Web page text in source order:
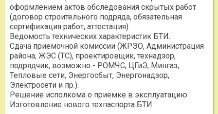
оформлением актов обследования скрытых работ
(договор строительного подряда, обязательная
сертификация работ, аттестация).
Ведомость технических характеристик БТИ.
Сдача приемочной комиссии (ЖРЭО, Администрация
района, ЖЭС (ТС), проектировщик, технадзор,
подрядчик, возможно - РОМЧС, ЦГиЭ, Мингаз,
Тепловые сети, Энергосбыт, Энергонадзор,
Электросети и пр.).
Решение исполкома о приемке в эксплуатацию.
Изготовление нового техпаспорта БТИ.